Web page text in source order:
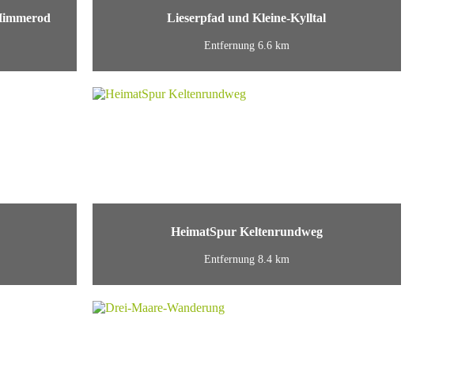
Lieserpfad und Kleine-Kylltal
Entfernung 6.6 km
HeimatSpur Keltenrundweg
Entfernung 8.4 km